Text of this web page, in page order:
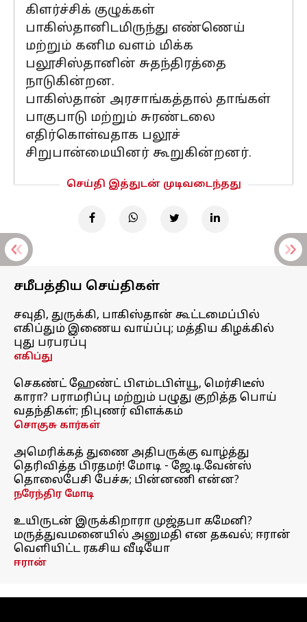
கிளர்ச்சிக் குழுக்கள்
பாகிஸ்தானிடமிருந்து எண்ணெய்
மற்றும் கனிம வளம் மிக்க
பலூசிஸ்தானின் சுதந்திரத்தை
நாடுகின்றன.
பாகிஸ்தான் அரசாங்கத்தால் தாங்கள்
பாகுபாடு மற்றும் சுரண்டலை
எதிர்கொள்வதாக பலூச்
சிறுபான்மையினர் கூறுகின்றனர்.
செய்தி இத்துடன் முடிவடைந்தது
சமீபத்திய செய்திகள்
சவுதி, துருக்கி, பாகிஸ்தான் கூட்டமைப்பில்
எகிப்தும் இணைய வாய்ப்பு; மத்திய கிழக்கில்
புது பரபரப்பு
எகிப்து
செகண்ட் ஹேண்ட் பிஎம்டபிள்யூ, மெர்சிடீஸ்
காரா? பராமரிப்பு மற்றும் பழுது குறித்த பொய்
வதந்திகள்; நிபுணர் விளக்கம்
சொகுசு கார்கள்
அமெரிக்கத் துணை அதிபருக்கு வாழ்த்து
தெரிவித்த பிரதமர்! மோடி - ஜே.டி.வேன்ஸ்
தொலைபேசி பேச்சு; பின்னணி என்ன?
நரேந்திர மோடி
உயிருடன் இருக்கிறாரா முஜ்தபா கமேனி?
மருத்துவமனையில் அனுமதி என தகவல்; ஈரான்
வெளியிட்ட ரகசிய வீடியோ
ஈரான்